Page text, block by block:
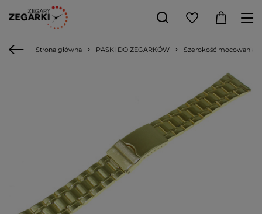
Strona główna PASKI DO ZEGARKÓW Szerokość mocowania